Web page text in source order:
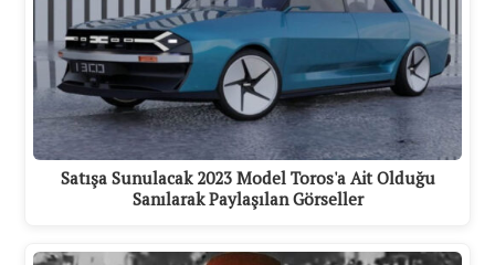
Satışa Sunulacak 2023 Model Toros'a Ait Olduğu
Sanılarak Paylaşılan Görseller